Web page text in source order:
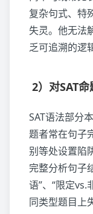
复杂句式、特
失灵。他无法
乏可追溯的逻
2）对SAT
SAT语法部分
题者常在句子
别等处设置陷
完整分析句子
语”、“限定vs.
同类型题目上